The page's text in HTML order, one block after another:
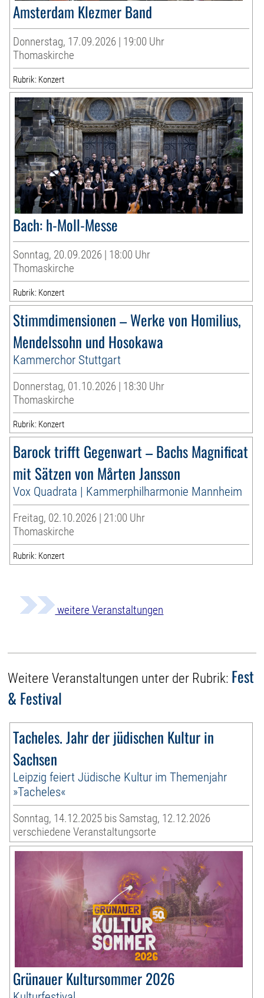
Amsterdam Klezmer Band
Donnerstag, 17.09.2026 | 19:00 Uhr
Thomaskirche
Rubrik: Konzert
Bach: h-Moll-Messe
Sonntag, 20.09.2026 | 18:00 Uhr
Thomaskirche
Rubrik: Konzert
Stimmdimensionen – Werke von Homilius,
Mendelssohn und Hosokawa
Kammerchor Stuttgart
Donnerstag, 01.10.2026 | 18:30 Uhr
Thomaskirche
Rubrik: Konzert
Barock trifft Gegenwart – Bachs Magnificat
mit Sätzen von Mårten Jansson
Vox Quadrata | Kammerphilharmonie Mannheim
Freitag, 02.10.2026 | 21:00 Uhr
Thomaskirche
Rubrik: Konzert
weitere Veranstaltungen
Weitere Veranstaltungen unter der Rubrik: Fest
& Festival
Tacheles. Jahr der jüdischen Kultur in
Sachsen
Leipzig feiert Jüdische Kultur im Themenjahr
»Tacheles«
Sonntag, 14.12.2025 bis Samstag, 12.12.2026
verschiedene Veranstaltungsorte
Grünauer Kultursommer 2026